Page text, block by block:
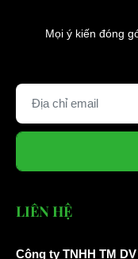
Mọi ý kiến đóng
LIÊN HỆ
Công ty TNHH TM